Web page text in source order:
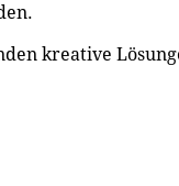
kreative